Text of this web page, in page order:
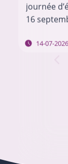
journée
16
courant
14-07-2026